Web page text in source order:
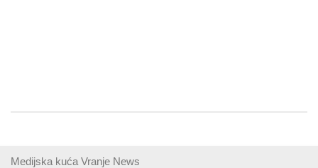
Medijska kuća Vranje News